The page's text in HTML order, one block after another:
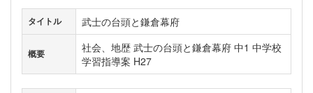
タイトル 武士の台頭と鎌倉幕府
概要
社会、地歴 武士の台頭と鎌倉幕府 中1 中学校
学習指導案 H27